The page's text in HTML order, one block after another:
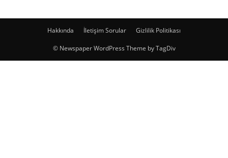
Hakkında İletişim Sorular Gizlilik Politikası
© Newspaper WordPress Theme by TagDiv